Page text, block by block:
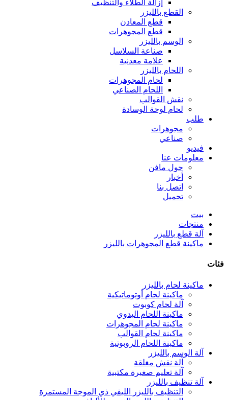
إزالة الطلاء والتنظيف
القطع بالليزر
قطع المعادن
قطع المجوهرات
الوسم بالليزر
صناعة السلاسل
علامة معدنية
اللحام بالليزر
لحام المجوهرات
اللحام الصناعي
نقش القوالب
لحام لوحة الوسادة
طلب
مجوهرات
صناعي
فيديو
معلومات عنا
حول مافن
أخبار
اتصل بنا
تحميل
بيت
منتجات
آلة قطع بالليزر
ماكينة قطع المجوهرات بالليزر
فئات
ماكينة لحام بالليزر
ماكينة لحام أوتوماتيكية
آلة لحام كوبوت
ماكينة اللحام اليدوي
ماكينة لحام المجوهرات
ماكينة لحام القوالب
ماكينة اللحام الروبوتية
آلة الوسم بالليزر
آلة نقش مغلقة
آلة تعليم صغيرة مكتبية
آلة تنظيف بالليزر
التنظيف بالليزر الليفي ذي الموجة المستمرة